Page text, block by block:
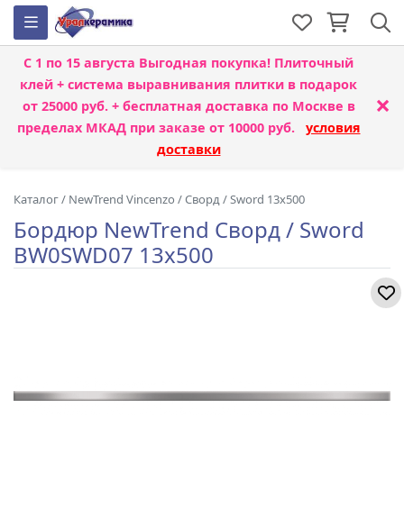
С 1 по 15 августа Выгодная покупка! Плиточный
клей + система выравнивания плитки в подарок
от 25000 руб. + бесплатная доставка по Москве в
пределах МКАД при заказе от 10000 руб. условия
доставки
×
Каталог/ NewTrend Vincenzo /Сворд / Sword 13x500
Бордюр NewTrend Сворд / Sword
BW0SWD07 13x500